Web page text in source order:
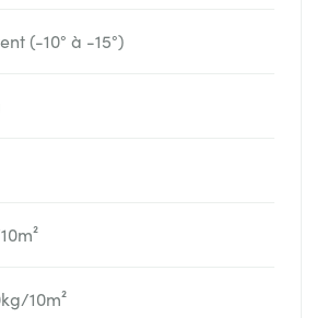
(-10° à -15°)
10m²